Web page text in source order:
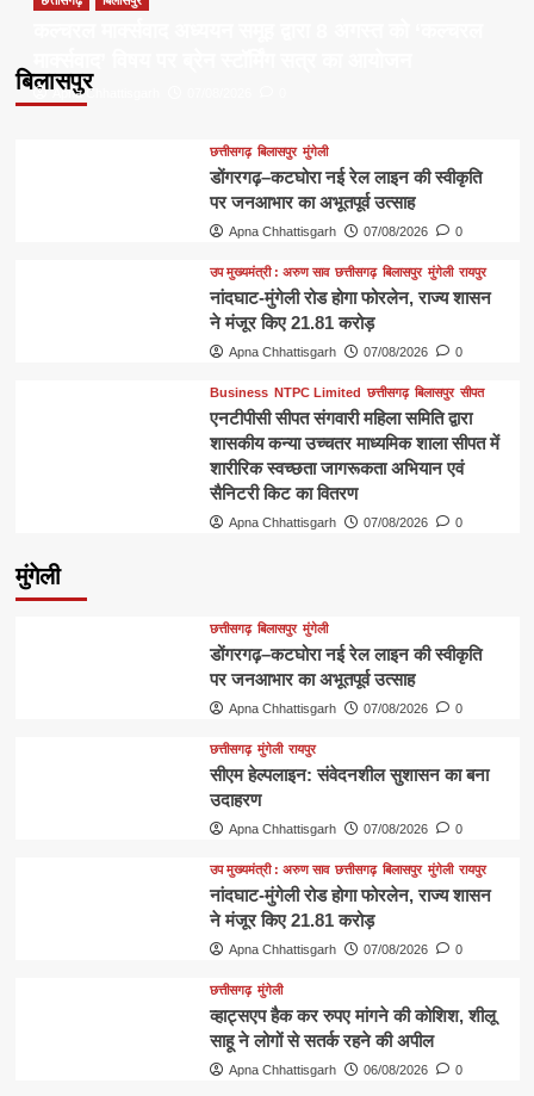
बिलासपुरApna Chhattisgarh
छत्तीसगढ़ बिलासपुर मुंगेली
डोंगरगढ़–कटघोरा नई रेल लाइन की स्वीकृति
पर जनआभार का अभूतपूर्व उत्साह
Apna Chhattisgarh 07/08/2026 0
उप मुख्यमंत्री : अरुण साव छत्तीसगढ़ बिलासपुर मुंगेली रायपुर
नांदघाट-मुंगेली रोड होगा फोरलेन, राज्य शासन
ने मंजूर किए 21.81 करोड़
Apna Chhattisgarh 07/08/2026 0
Business NTPC Limited छत्तीसगढ़ बिलासपुर सीपत
एनटीपीसी सीपत संगवारी महिला समिति द्वारा
शासकीय कन्या उच्चतर माध्यमिक शाला सीपत में
शारीरिक स्वच्छता जागरूकता अभियान एवं
सैनिटरी किट का वितरण
Apna Chhattisgarh 07/08/2026 0
मुंगेली
छत्तीसगढ़ बिलासपुर मुंगेली
डोंगरगढ़–कटघोरा नई रेल लाइन की स्वीकृति
पर जनआभार का अभूतपूर्व उत्साह
Apna Chhattisgarh 07/08/2026 0
छत्तीसगढ़ मुंगेली रायपुर
सीएम हेल्पलाइन: संवेदनशील सुशासन का बना
उदाहरण
Apna Chhattisgarh 07/08/2026 0
उप मुख्यमंत्री : अरुण साव छत्तीसगढ़ बिलासपुर मुंगेली रायपुर
नांदघाट-मुंगेली रोड होगा फोरलेन, राज्य शासन
ने मंजूर किए 21.81 करोड़
Apna Chhattisgarh 07/08/2026 0
छत्तीसगढ़ मुंगेली
व्हाट्सएप हैक कर रुपए मांगने की कोशिश, शीलू
साहू ने लोगों से सतर्क रहने की अपील
Apna Chhattisgarh 06/08/2026 0